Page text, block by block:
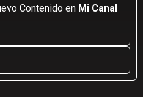
Contenido en Mi Canal